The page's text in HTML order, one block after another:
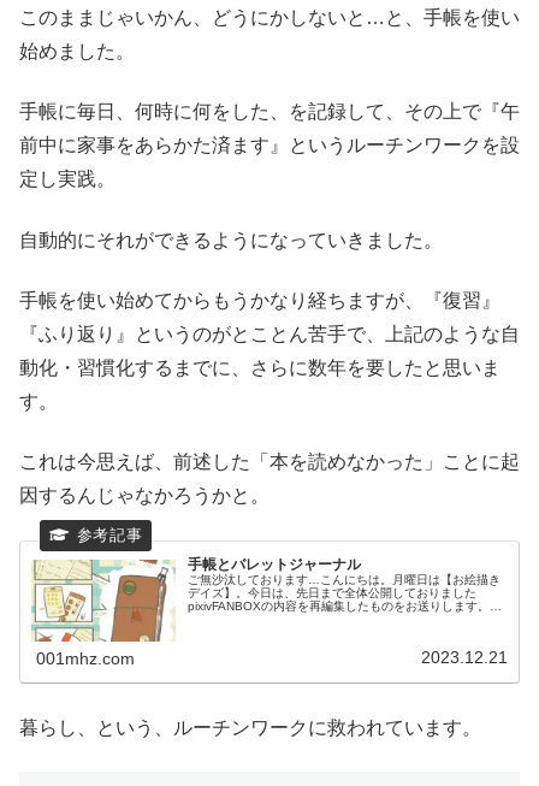
このままじゃいかん、どうにかしないと…と、手帳を使い
始めました。
手帳に毎日、何時に何をした、を記録して、その上で『午
前中に家事をあらかた済ます』というルーチンワークを設
定し実践。
自動的にそれができるようになっていきました。
手帳を使い始めてからもうかなり経ちますが、『復習』
『ふり返り』というのがとことん苦手で、上記のような自
動化・習慣化するまでに、さらに数年を要したと思いま
す。
これは今思えば、前述した「本を読めなかった」ことに起
因するんじゃなかろうかと。
手帳とバレットジャーナル
ご無沙汰しております…こんにちは。月曜日は【お絵描き
デイズ】。今日は、先日まで全体公開しておりました
pixivFANBOXの内容を再編集したものをお送りします。下
001mhz.com 2023.12.21
暮らし、という、ルーチンワークに救われています。